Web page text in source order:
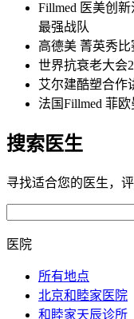
Fillmed 医美创
最强战队
高德美 菁英秀
世界抗衰老大会
艾尔建酷塑合作
法国Fillmed 菲
搜索医生
寻找适合您的医生，
医院
所有地点
北京和睦家医院
和睦家天辰诊所